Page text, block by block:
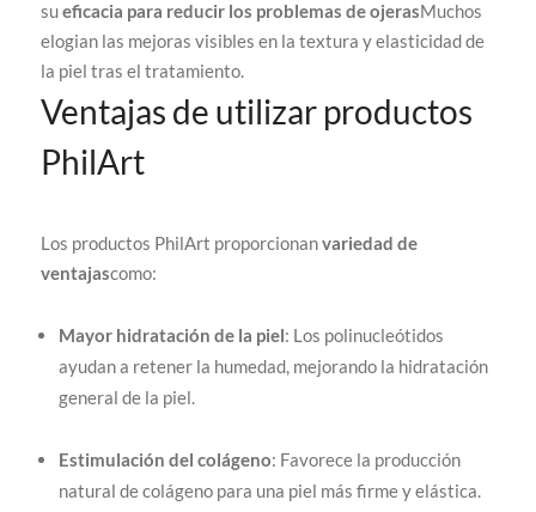
sueficacia para reducir los problemas de ojerasMuchos
elogian las mejoras visibles en la textura y elasticidad de
la piel tras el tratamiento.
Ventajas de utilizar productos
PhilArt
Los productos PhilArt proporcionanvariedad de
ventajascomo:
Mayor hidratación de la piel: Los polinucleótidos
ayudan a retener la humedad, mejorando la hidratación
general de la piel.
Estimulación del colágeno: Favorece la producción
natural de colágeno para una piel más firme y elástica.